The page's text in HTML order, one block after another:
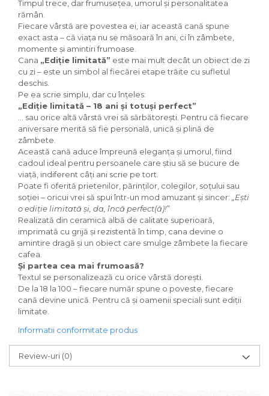
Timpul trece, dar frumusețea, umorul și personalitatea
rămân.
Fiecare vârstă are povestea ei, iar această cană spune
exact asta – că viața nu se măsoară în ani, ci în zâmbete,
momente și amintiri frumoase.
Cana „Ediție limitată” este mai mult decât un obiect de zi
cu zi – este un simbol al fiecărei etape trăite cu sufletul
deschis.
Pe ea scrie simplu, dar cu înțeles:
„Ediție limitată – 18 ani și totuși perfect”
… sau orice altă vârstă vrei să sărbătorești. Pentru că fiecare
aniversare merită să fie personală, unică și plină de
zâmbete.
Această cană aduce împreună eleganța și umorul, fiind
cadoul ideal pentru persoanele care știu să se bucure de
viață, indiferent câți ani scrie pe tort.
Poate fi oferită prietenilor, părinților, colegilor, soțului sau
soției – oricui vrei să spui într-un mod amuzant și sincer:
„Ești
o ediție limitată și, da, încă perfect(ă)!”
Realizată din ceramică albă de calitate superioară,
imprimată cu grijă și rezistentă în timp, cana devine o
amintire dragă și un obiect care smulge zâmbete la fiecare
cafea.
Și partea cea mai frumoasă?
Textul se personalizează cu orice vârstă dorești.
De la 18 la 100 – fiecare număr spune o poveste, fiecare
cană devine unică. Pentru că și oamenii speciali sunt ediții
limitate.
Informatii conformitate produs
Review-uri (0)